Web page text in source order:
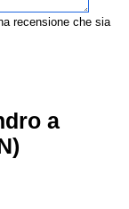
recensione che sia
a